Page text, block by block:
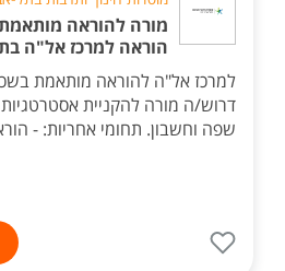
מורה להוראה
הוראה למרכז אל"ה
למרכז אל"ה להוראה מותאמת
דרוש/ה מורה להקניית
שפה וחשבון. תחומי אחריות: -